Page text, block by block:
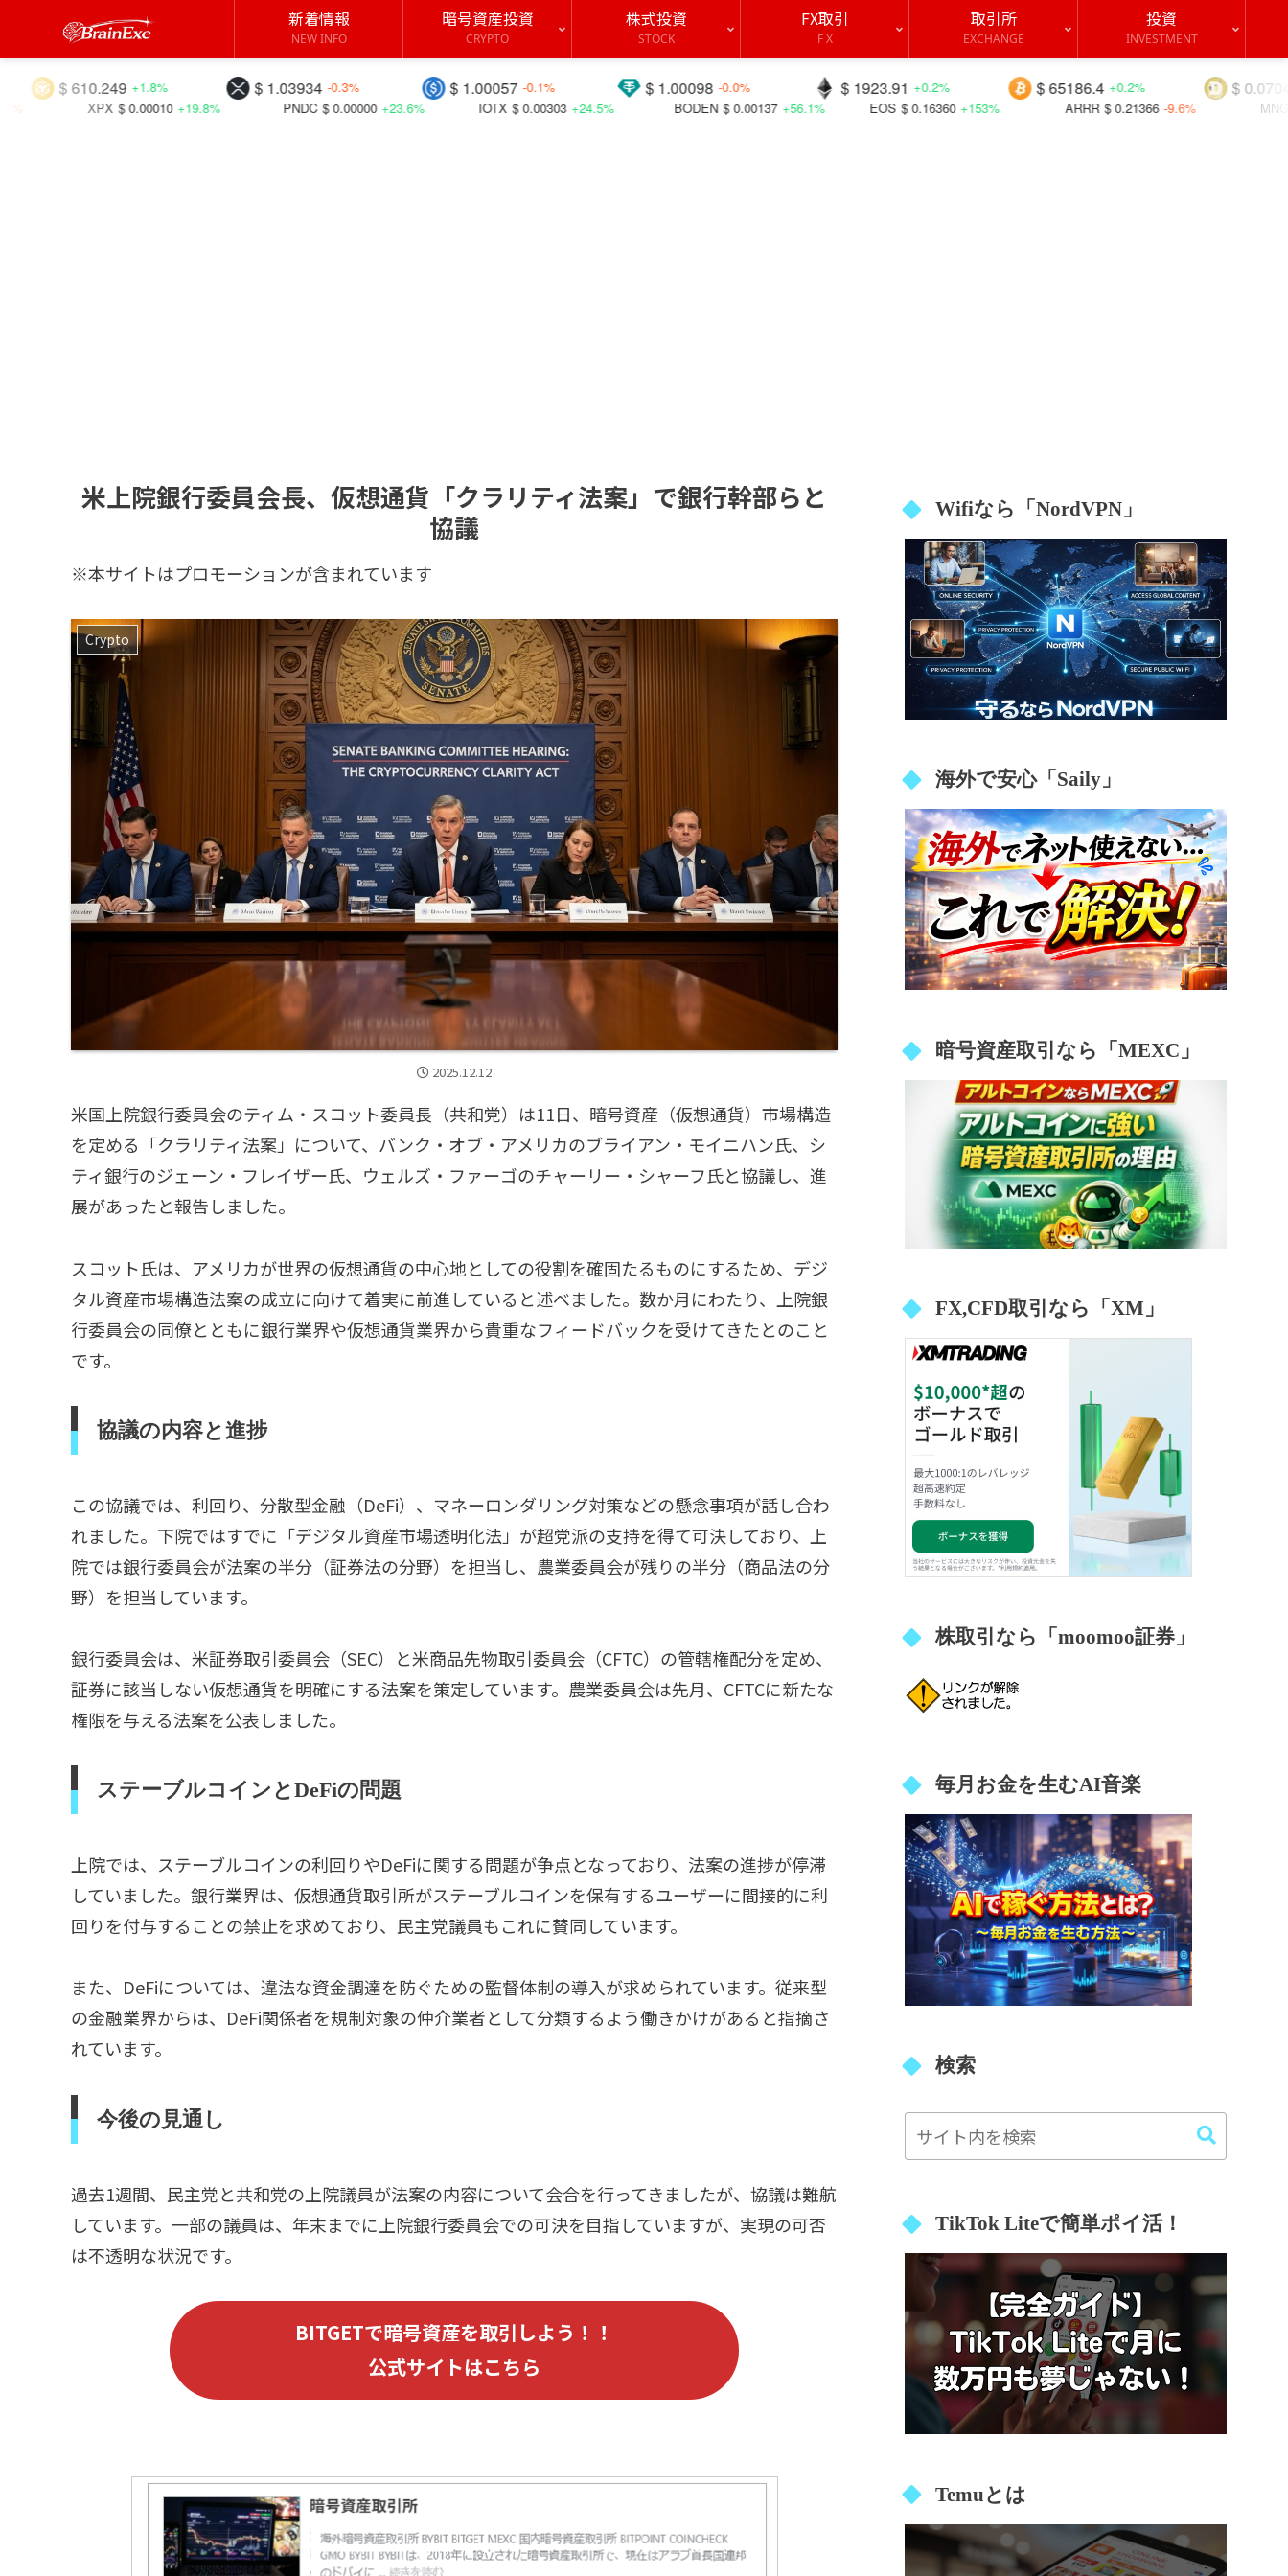
新着情報
NEW INFO
暗号資産投資
CRYPTO
株式投資
STOCK
FX取引
F X
取引所
EXCHANGE
投資
INVESTMENT
$ 65186.4 +0.2%
$ 1923.91 +0.2%
$ 1.00098 -0.0%
$ 1.00057 -0.1%
$ 1.03934 -0.3%
+1.8% $ 0.07048 -0.2%
EOS $ 0.16360 +153%
BODEN $ 0.00137 +56.1%
IOTX $ 0.00303 +24.5%
PNDC $ 0.00000 +23.6%
$ 0.00010 +19.8% MNGO $ 0.02263 -9.6%
ARRR $ 0.21366 -9.6%
米上院銀行委員会長、仮想通貨「クラリティ法案」で銀行幹部らと
協議
※本サイトはプロモーションが含まれています
Crypto
2025.12.12
米国上院銀行委員会のティム・スコット委員長（共和党）は11日、暗号資産（仮想通貨）市場構造
を定める「クラリティ法案」について、バンク・オブ・アメリカのブライアン・モイニハン氏、シ
ティ銀行のジェーン・フレイザー氏、ウェルズ・ファーゴのチャーリー・シャーフ氏と協議し、進
展があったと報告しました。
スコット氏は、アメリカが世界の仮想通貨の中心地としての役割を確固たるものにするため、デジ
タル資産市場構造法案の成立に向けて着実に前進していると述べました。数か月にわたり、上院銀
行委員会の同僚とともに銀行業界や仮想通貨業界から貴重なフィードバックを受けてきたとのこと
です。
協議の内容と進捗
この協議では、利回り、分散型金融（DeFi）、マネーロンダリング対策などの懸念事項が話し合わ
れました。下院ではすでに「デジタル資産市場透明化法」が超党派の支持を得て可決しており、上
院では銀行委員会が法案の半分（証券法の分野）を担当し、農業委員会が残りの半分（商品法の分
野）を担当しています。
銀行委員会は、米証券取引委員会（SEC）と米商品先物取引委員会（CFTC）の管轄権配分を定め、
証券に該当しない仮想通貨を明確にする法案を策定しています。農業委員会は先月、CFTCに新たな
権限を与える法案を公表しました。
ステーブルコインとDeFiの問題
上院では、ステーブルコインの利回りやDeFiに関する問題が争点となっており、法案の進捗が停滞
していました。銀行業界は、仮想通貨取引所がステーブルコインを保有するユーザーに間接的に利
回りを付与することの禁止を求めており、民主党議員もこれに賛同しています。
また、DeFiについては、違法な資金調達を防ぐための監督体制の導入が求められています。従来型
の金融業界からは、DeFi関係者を規制対象の仲介業者として分類するよう働きかけがあると指摘さ
れています。
今後の見通し
過去1週間、民主党と共和党の上院議員が法案の内容について会合を行ってきましたが、協議は難航
しています。一部の議員は、年末までに上院銀行委員会での可決を目指していますが、実現の可否
は不透明な状況です。
BITGETで暗号資産を取引しよう！！
公式サイトはこちら
Wifiなら「NordVPN」
海外で安心「Saily」
暗号資産取引なら「MEXC」
FX,CFD取引なら「XM」
株取引なら「moomoo証券」
毎月お金を生むAI音楽
検索
TikTok Liteで簡単ポイ活！
Temuとは